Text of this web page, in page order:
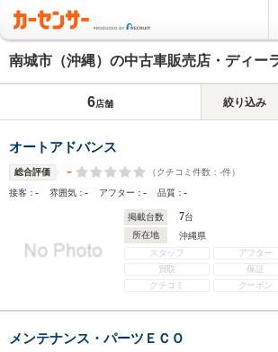
南城市（沖縄）の中古車販売店・ディー
6店舗 絞り込み
オートアドバンス
総合評価 - （クチコミ件数： -件）
接客：- 雰囲気：- アフター：- 品質：-
掲載台数 7台
所在地
沖縄県
スタッフ
アフター
買取
保証
クチコミ
クーポン
メンテナンス・パーツＥＣＯ